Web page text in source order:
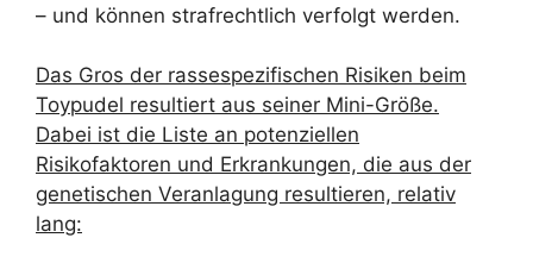
– und können strafrechtlich verfolgt werden.
Das Gros der rassespezifischen Risiken beim
Toypudel resultiert aus seiner Mini-Größe.
Dabei ist die Liste an potenziellen
Risikofaktoren und Erkrankungen, die aus der
genetischen Veranlagung resultieren, relativ
lang: